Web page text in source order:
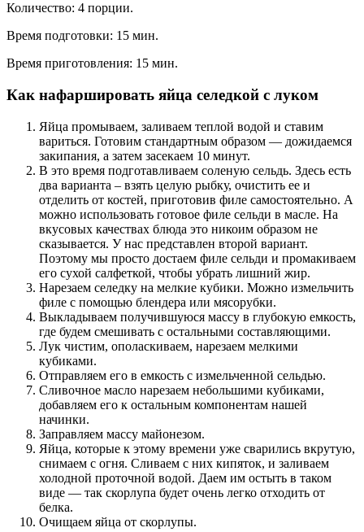
Количество: 4 порции.
Время подготовки: 15 мин.
Время приготовления: 15 мин.
Как нафаршировать яйца селедкой с луком
Яйца промываем, заливаем теплой водой и ставим
вариться. Готовим стандартным образом — дожидаемся
закипания, а затем засекаем 10 минут.
В это время подготавливаем соленую сельдь. Здесь есть
два варианта – взять целую рыбку, очистить ее и
отделить от костей, приготовив филе самостоятельно. А
можно использовать готовое филе сельди в масле. На
вкусовых качествах блюда это никоим образом не
сказывается. У нас представлен второй вариант.
Поэтому мы просто достаем филе сельди и промакиваем
его сухой салфеткой, чтобы убрать лишний жир.
Нарезаем селедку на мелкие кубики. Можно измельчить
филе с помощью блендера или мясорубки.
Выкладываем получившуюся массу в глубокую емкость,
где будем смешивать с остальными составляющими.
Лук чистим, ополаскиваем, нарезаем мелкими
кубиками.
Отправляем его в емкость с измельченной сельдью.
Сливочное масло нарезаем небольшими кубиками,
добавляем его к остальным компонентам нашей
начинки.
Заправляем массу майонезом.
Яйца, которые к этому времени уже сварились вкрутую,
снимаем с огня. Сливаем с них кипяток, и заливаем
холодной проточной водой. Даем им остыть в таком
виде — так скорлупа будет очень легко отходить от
белка.
Очищаем яйца от скорлупы.